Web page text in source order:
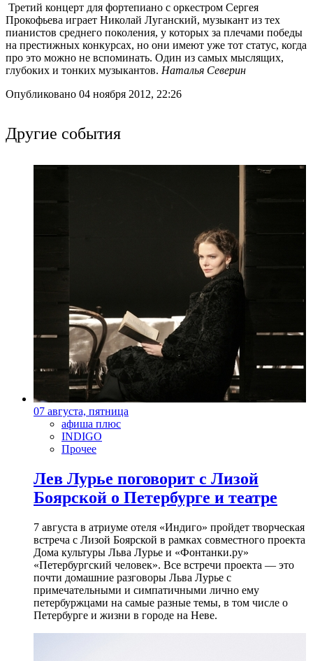
Третий концерт для фортепиано с оркестром Сергея
Прокофьева играет Николай Луганский, музыкант из тех
пианистов среднего поколения, у которых за плечами победы
на престижных конкурсах, но они имеют уже тот статус, когда
про это можно не вспоминать. Один из самых мыслящих,
глубоких и тонких музыкантов. Наталья Северин
Опубликовано 04 ноября 2012, 22:26
Другие события
07 августа, пятница
афиша плюс
INDIGO
Прочее
Лев Лурье поговорит с Лизой
Боярской о Петербурге и театре
7 августа в атриуме отеля «Индиго» пройдет творческая
встреча с Лизой Боярской в рамках совместного проекта
Дома культуры Льва Лурье и «Фонтанки.ру»
«Петербургский человек». Все встречи проекта — это
почти домашние разговоры Льва Лурье с
примечательными и симпатичными лично ему
петербуржцами на самые разные темы, в том числе о
Петербурге и жизни в городе на Неве.